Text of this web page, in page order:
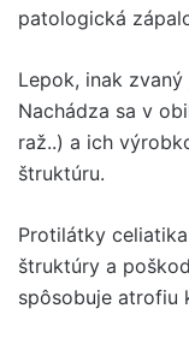
patologická
Lepok, inak zvaný
Nachádza sa v
raž..) a ich
štruktúru.
Protilátky
štruktúry a
spôsobuje atrofiu